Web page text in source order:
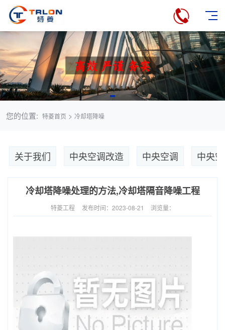
您的位置: 特菱首页 > 冷却塔降噪
关于我们 中央空调改造 中央空调 中央
冷却塔降噪处理的方法,冷却塔隔音降噪工程
特菱工程 发布时间：2023-08-21 浏览量：